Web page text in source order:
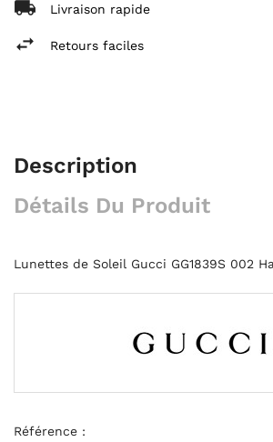
Livraison rapide
Retours faciles
Description
Détails Du Produit
Lunettes de Soleil Gucci GG1839S 002
Référence :